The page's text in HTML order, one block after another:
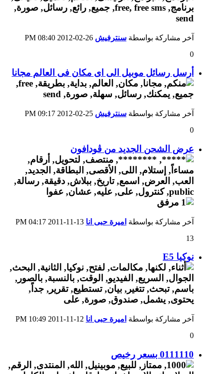
آخر مشاركة بواسطة سنترفيش
08:40 PM
0
أرسل رسائل موبيل الى اى مكان فى العالم مجانا
آخر مشاركة بواسطة سنترفيش
09:17 PM
0
عرض الشحن الجديد من ڤودافون
آخر مشاركة بواسطة اميرة حبى انا
04:17 PM
13
نوكيا E5
آخر مشاركة بواسطة اميرة حبى انا
10:49 PM
0
0111110 بسعر رخيص